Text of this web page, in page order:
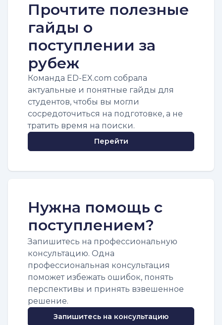
Прочтите полезные
гайды о
поступлении за
рубеж
Команда ED-EX.com собрала
актуальные и понятные гайды для
студентов, чтобы вы могли
сосредоточиться на подготовке, а не
тратить время на поиски.
Перейти
Нужна помощь с
поступлением?
Запишитесь на профессиональную
консультацию. Одна
профессиональная консультация
поможет избежать ошибок, понять
перспективы и принять взвешенное
решение.
Запишитесь на консультацию